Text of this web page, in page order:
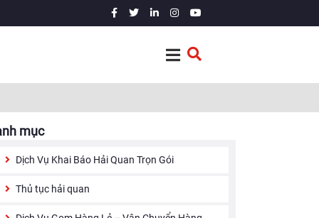
mục
Dịch Vụ Khai Báo Hải Quan Trọn Gói
Thủ tục hải quan